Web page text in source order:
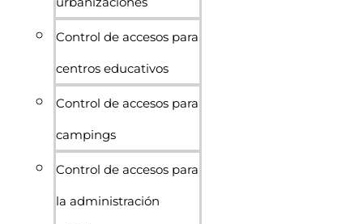
Control de accesos para
centros educativos
Control de accesos para
campings
Control de accesos para
la administración